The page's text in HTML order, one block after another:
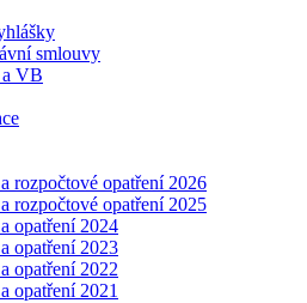
smlouvy
a VB
rozpočtové opatření 2026
rozpočtové opatření 2025
opatření 2024
opatření 2023
opatření 2022
opatření 2021